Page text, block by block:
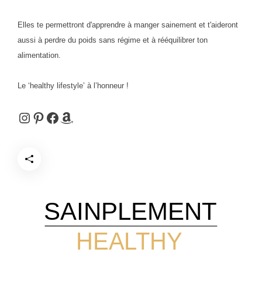
Elles te permettront d'apprendre à manger sainement et t'aideront
aussi à perdre du poids sans régime et à rééquilibrer ton
alimentation.
Le ‘healthy lifestyle’ à l’honneur !
Instagram
Pinterest
Facebook
Amazon
HEALTHY
SAINPLEMENT